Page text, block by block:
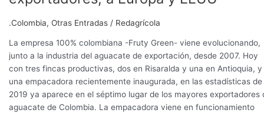
.Colombia, Otras Entradas / Redagrícola
La empresa 100% colombiana -Fruty Green- viene evolucionando,
junto a la industria del aguacate de exportación, desde 2007. Hoy
con tres fincas productivas, dos en Risaralda y una en Antioquia, y
una empacadora recientemente inaugurada, en las estadísticas de
2019 ya aparece en el séptimo lugar de los mayores exportadores
aguacate de Colombia. La empacadora viene en funcionamiento